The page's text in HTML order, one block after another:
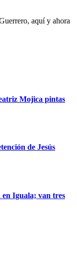
aquí y ahora
Mojica pintas
de Jesús
Iguala; van tres